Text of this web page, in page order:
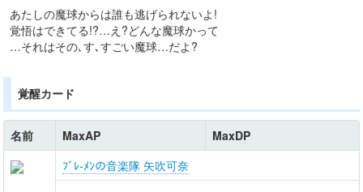
あたしの魔球からは誰も逃げられないよ!
覚悟はできてる!?…え?どんな魔球かって
…それはその､す､すごい魔球…だよ?
覚醒カード
名前 MaxAP
MaxDP
ﾌﾞﾚ-ﾒﾝの音楽隊 矢吹可奈